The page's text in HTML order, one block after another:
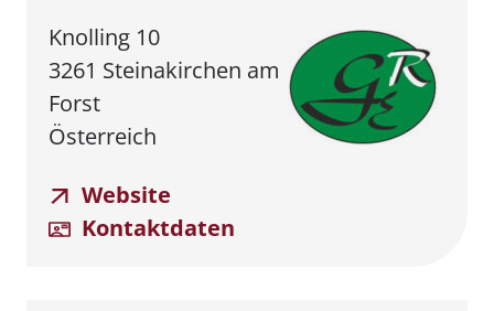
Knolling 10
3261 Steinakirchen am
Forst
Österreich
Website
Kontaktdaten